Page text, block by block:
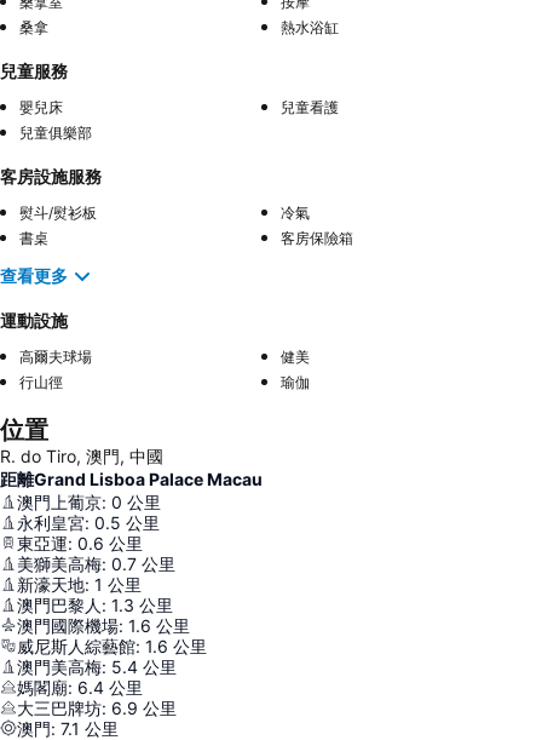
桑拿
熱水浴缸
兒童服務
嬰兒床
兒童看護
兒童俱樂部
客房設施服務
熨斗/熨衫板
冷氣
書桌
客房保險箱
查看更多
運動設施
高爾夫球場
健美
行山徑
瑜伽
位置
R. do Tiro, 澳門, 中國
距離Grand Lisboa Palace Macau
澳門上葡京: 0 公里
永利皇宮: 0.5 公里
東亞運: 0.6 公里
美獅美高梅: 0.7 公里
新濠天地: 1 公里
澳門巴黎人 : 1.3 公里
澳門國際機場: 1.6 公里
威尼斯人綜藝館: 1.6 公里
澳門美高梅: 5.4 公里
媽閣廟: 6.4 公里
大三巴牌坊: 6.9 公里
澳門: 7.1 公里